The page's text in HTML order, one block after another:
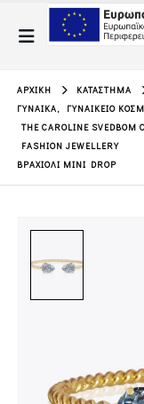
ΑΡΧΙΚΉ
ΚΑΤΆΣΤΗΜΑ
ΓΥΝΑΊΚΑ, ΓΥΝΑΙΚΕΊΟ
THE CAROLINE SVEDBOM
FASHION JEWELLERY
ΒΡΑΧΙΌΛΙ MINI DROP